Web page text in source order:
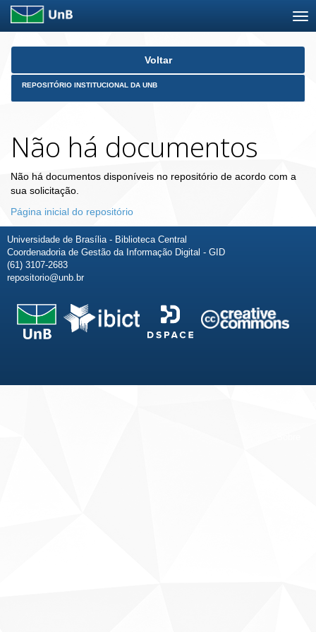
Skip
Voltar
REPOSITÓRIO INSTITUCIONAL DA UNB
Não há documentos
Não há documentos disponíveis no repositório de acordo com a
sua solicitação.
Página inicial do repositório
Universidade de Brasília - Biblioteca Central
Coordenadoria de Gestão da Informação Digital - GID
(61) 3107-2683
repositorio@unb.br